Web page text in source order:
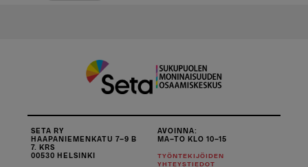
SETA RY
HAAPANIEMENKATU 7–9 B
7. KRS
00530 HELSINKI
AVOINNA:
MA–TO KLO 10–15
TYÖNTEKIJÖIDEN
YHTEYSTIEDOT